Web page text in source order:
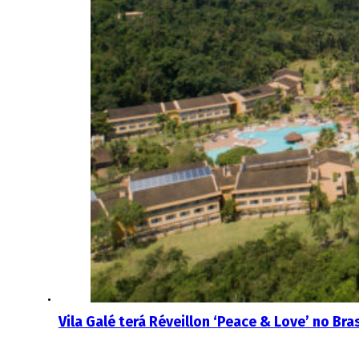
Vila Galé terá Réveillon ‘Peace & Love’ no